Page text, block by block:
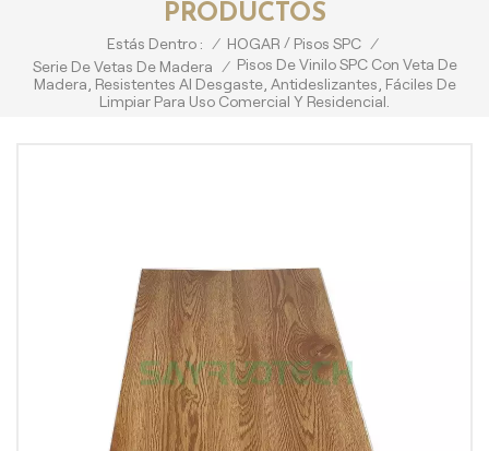
PRODUCTOS
Estás Dentro : / HOGAR / Pisos SPC /
Serie De Vetas De Madera
/ Pisos De Vinilo SPC Con Veta De
Madera, Resistentes Al Desgaste, Antideslizantes, Fáciles De
Limpiar Para Uso Comercial Y Residencial.